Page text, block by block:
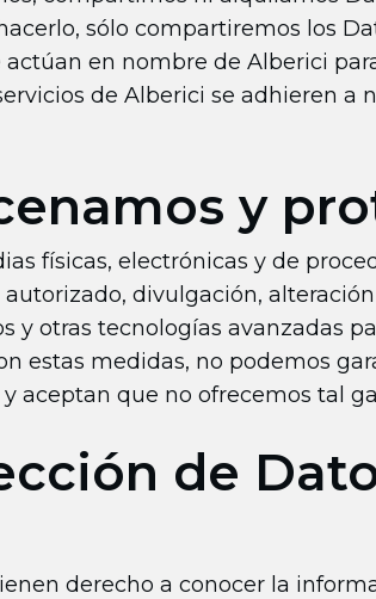
sólo compartiremos los
actúan en nombre de Alberici
de Alberici se adhieren
y
físicas, electrónicas y de
divulgación,
y otras tecnologías avanzadas
estas medidas, no podemos
aceptan que no ofrecemos tal
de
derecho a conocer la